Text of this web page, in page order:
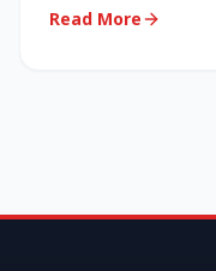
Read More